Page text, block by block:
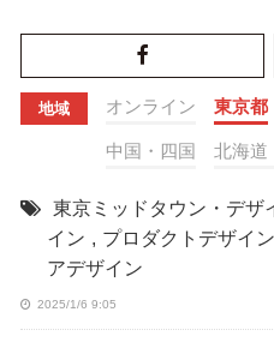
地域 オンライン 東京都
中国・四国 北海道
東京ミッドタウン・デザ
イン , プロダクトデザイン
アデザイン
2025/1/6 9:05